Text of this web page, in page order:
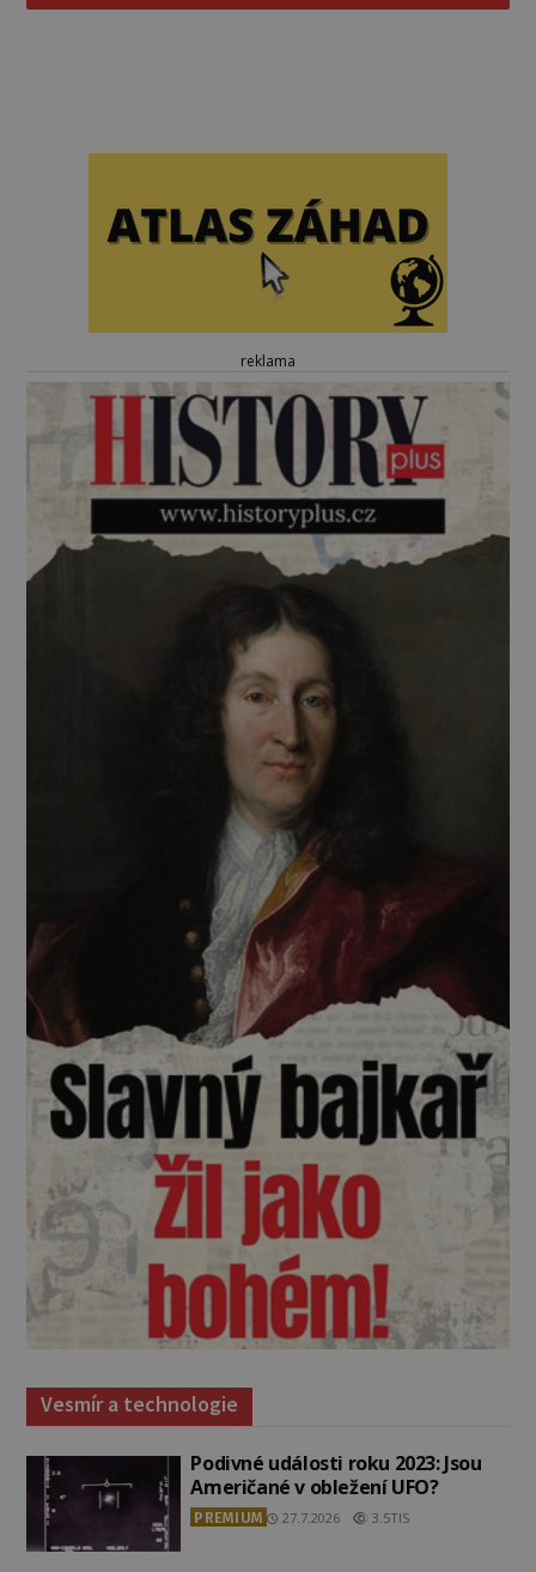
reklama
Vesmír a technologie
Podivné události roku 2023: Jsou
Američané v obležení UFO?
PREMIUM 27.7.2026 3.5TIS